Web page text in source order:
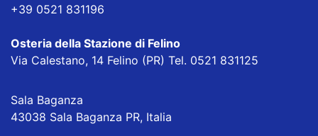
+39 0521 831196
Osteria della Stazione di Felino
Via Calestano, 14 Felino (PR) Tel. 0521 831125
Sala Baganza
43038 Sala Baganza PR, Italia